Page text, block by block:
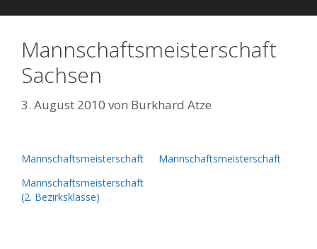
Mannschaftsmeisterschaft
Sachsen
3. August 2010 von Burkhard Atze
Mannschaftsmeisterschaft
Mannschaftsmeisterschaft
Mannschaftsmeisterschaft
(2. Bezirksklasse)